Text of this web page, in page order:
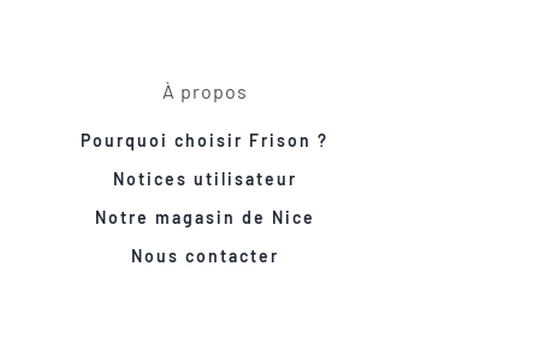
À propos
Pourquoi choisir Frison ?
Notices utilisateur
Notre magasin de Nice
Nous contacter